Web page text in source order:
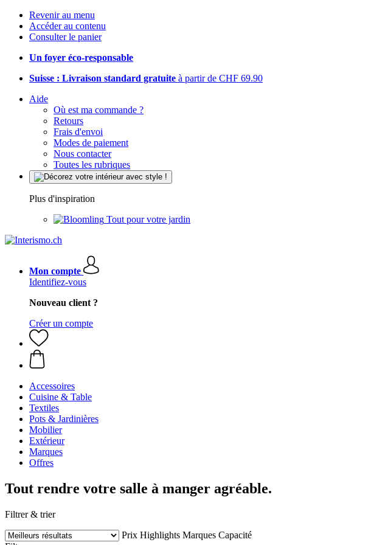
Revenir au menu
Accéder au contenu
Consulter le panier
Un foyer éco-responsable
Suisse : Livraison standard gratuite à partir de CHF 69.90
Aide
Où est ma commande ?
Retours
Frais d'envoi
Modes de paiement
Nous contacter
Toutes les rubriques
Plus d'inspiration
Tout pour votre jardin
Mon compte
Identifiez-vous
Nouveau client ?
Créer un compte
Accessoires
Cuisine & Table
Textiles
Pots & Jardinières
Mobilier
Extérieur
Marques
Offres
Tout rendre votre salle à manger agréable.
Filtrer & trier
Prix Highlights Marques Capacité